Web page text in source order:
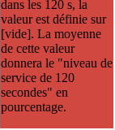
dans les 120 s, la
valeur est définie sur
[vide]. La moyenne
de cette valeur
donnera le "niveau de
service de 120
secondes" en
pourcentage.